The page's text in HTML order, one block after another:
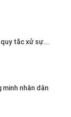
tắc xử sự...
minh nhân dân